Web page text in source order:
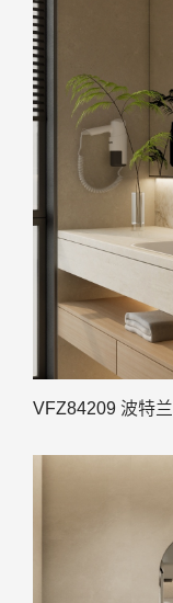
VFZ84209 波特兰